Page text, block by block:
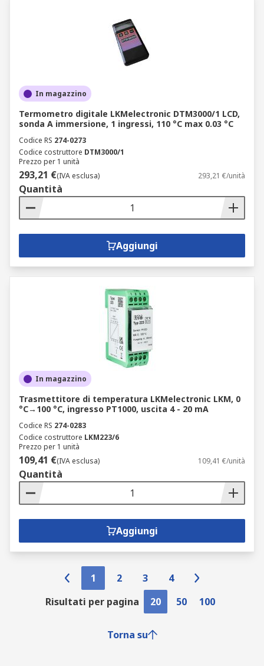
In magazzino
Termometro digitale LKMelectronic DTM3000/1 LCD,
sonda A immersione, 1 ingressi, 110 °C max 0.03 °C
Codice RS 274-0273
Codice costruttore DTM3000/1
Prezzo per 1 unità
293,21 €(IVA esclusa) 293,21 €/unità
Quantità
Aggiungi
In magazzino
Trasmettitore di temperatura LKMelectronic LKM, 0
°C→100 °C, ingresso PT1000, uscita 4 - 20 mA
Codice RS 274-0283
Codice costruttore LKM223/6
Prezzo per 1 unità
109,41 €(IVA esclusa) 109,41 €/unità
Quantità
Aggiungi
1 2 3
4
Risultati per pagina
20 50 100
Torna su